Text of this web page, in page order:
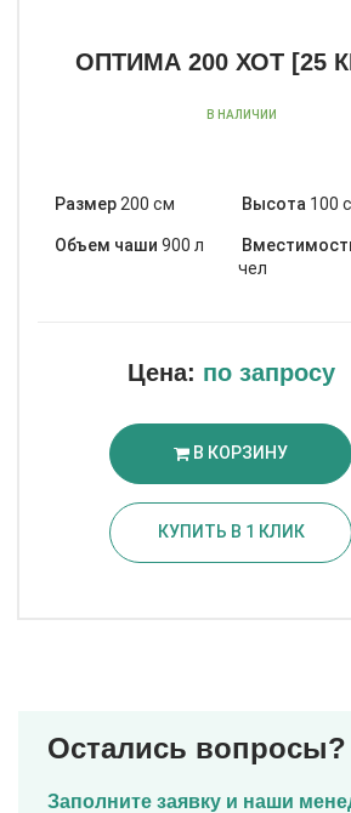
ОПТИМА 200 ХОТ [25
В НАЛИЧИИ
Размер 200 см Высота 100
Объем чаши 900 л
чел
Цена: по запросу
В КОРЗИНУ
КУПИТЬ В 1 КЛИК
Остались вопросы?
Заполните заявку и наши